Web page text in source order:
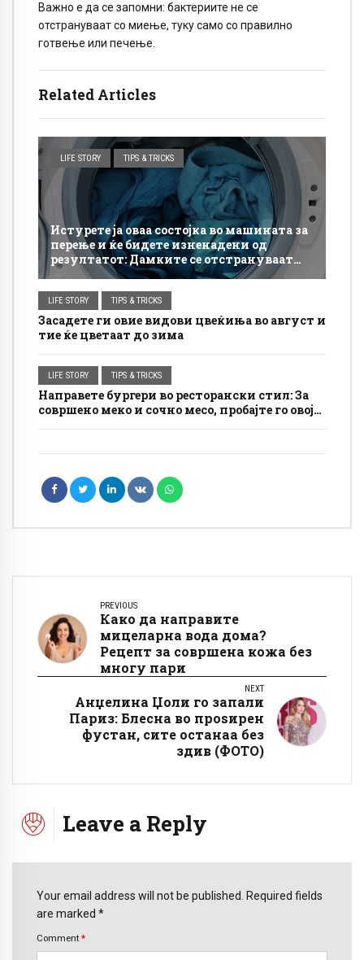
Related Articles
LIFE STORY TIPS & TRICKS
Истурете ја оваа состојка во машината за
перење и ќе бидете изненадени од
резултатот: Дамките се отстрануваат
полесно, а облеката изгледа посвежа
LIFE STORY TIPS & TRICKS
Засадете ги овие видови цвеќиња во август и
тие ќе цветаат до зима
LIFE STORY TIPS & TRICKS
Направете бургери во ресторански стил: За
совршено меко и сочно месо, пробајте го овој
Важно е да се запомни: бактериите не се
отстрануваат со миење, туку само со правилно
готвење или печење.
PREVIOUS
Како да направите
мицеларна вода дома?
Рецепт за совршена кожа без
многу пари
NEXT
Анџелина Џоли го запали
Париз: Блесна во проѕирен
фустан, сите останаа без
здив (ФОТО)
Leave a Reply
Your email address will not be published. Required fields
are marked *
Comment *